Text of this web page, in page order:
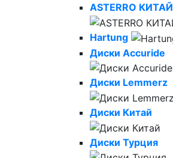
ASTERRO КИТАЙ
Hartung
Диски Accuride
Диски Lemmerz
Диски Китай
Диски Турция